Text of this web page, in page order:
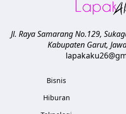
Jl. Raya Samarang No.129,
Kabupaten Garut,
Bisnis
Hiburan